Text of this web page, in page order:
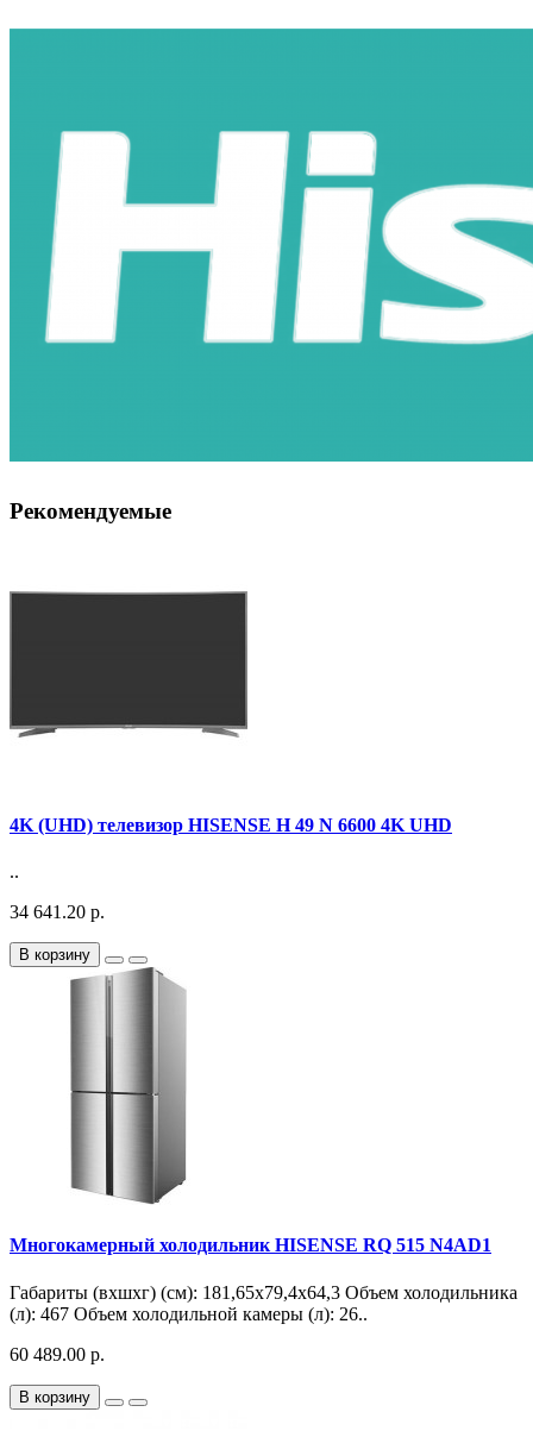
Рекомендуемые
4K (UHD) телевизор HISENSE H 49 N 6600 4K UHD
..
34 641.20 р.
В корзину
Многокамерный холодильник HISENSE RQ 515 N4AD1
Габариты (вхшхг) (см): 181,65х79,4х64,3 Объем холодильника
(л): 467 Объем холодильной камеры (л): 26..
60 489.00 р.
В корзину